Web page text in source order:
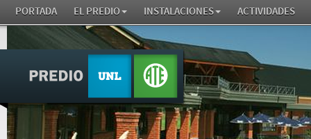
PORTADA EL PREDIO INSTALACIONES ACTIVIDADES